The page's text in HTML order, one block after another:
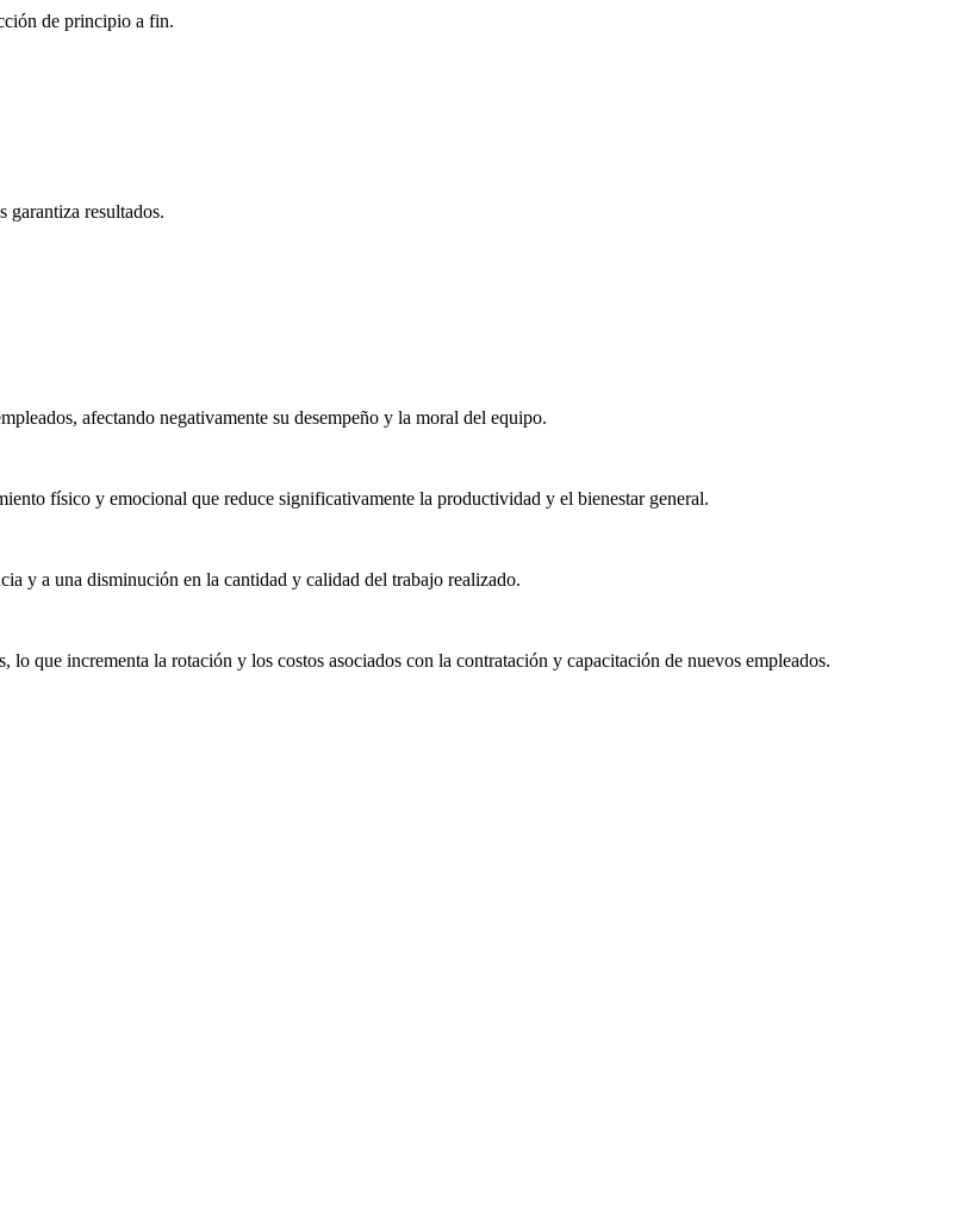
de principio a fin.
garantiza resultados.
afectando negativamente su desempeño y la moral del equipo.
físico y emocional que reduce significativamente la productividad y el bienestar general.
y a una disminución en la cantidad y calidad del trabajo realizado.
lo que incrementa la rotación y los costos asociados con la contratación y capacitación de nuevos empleados.